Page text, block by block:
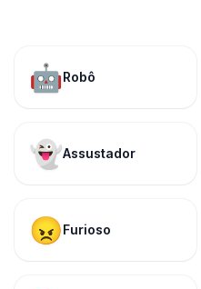
🤖Robô
👻Assustador
😠Furioso